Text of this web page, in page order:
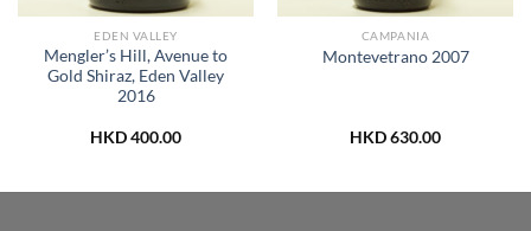
EDEN VALLEY
Mengler’s Hill, Avenue to
Gold Shiraz, Eden Valley
2016
HKD400.00
CAMPANIA
Montevetrano 2007
HKD630.00